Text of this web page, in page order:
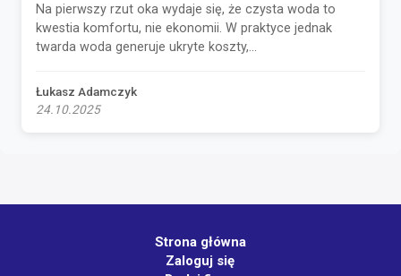
Na pierwszy rzut oka wydaje się, że czysta woda to
kwestia komfortu, nie ekonomii. W praktyce jednak
twarda woda generuje ukryte koszty,...
Łukasz Adamczyk
24.10.2025
Strona główna
Zaloguj się